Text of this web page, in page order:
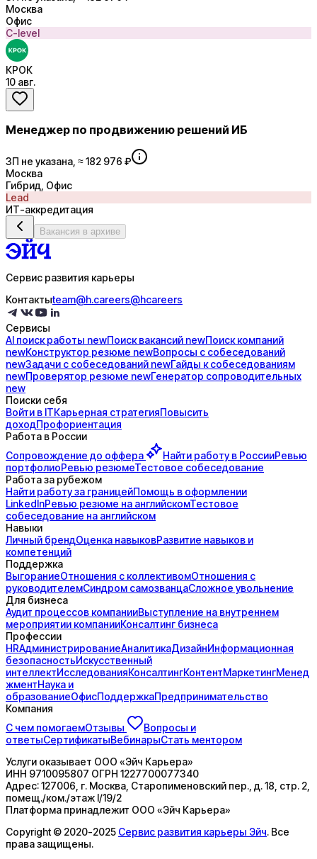
Москва
Офис
C-level
КРОК
10 авг.
Менеджер по продвижению решений ИБ
ЗП не указана, ≈ 182 976 ₽
Москва
Гибрид, Офис
Lead
ИТ-аккредитация
Вакансия в архиве
Сервис развития карьеры
Контактыteam@h.careers@hcareers
Сервисы
AI поискработы newПоисквакансий newПоисккомпаний
newКонструктор резюме newВопросы с собеседований
newЗадачи с собеседований newГайды ксобеседованиям
newПроверятор резюме newГенератор сопроводительных
new
Поиски себя
Войти в ITКарьерная стратегияПовысить
доходПрофориентация
Работа в России
Сопровождение до оффера Найти работу в РоссииРевью
портфолиоРевью резюмеТестовое собеседование
Работа за рубежом
Найти работу за границейПомощь в оформлении
LinkedInРевью резюме на английскомТестовое
собеседование на английском
Навыки
Личный брендОценка навыковРазвитие навыков и
компетенций
Поддержка
ВыгораниеОтношения с коллективомОтношения с
руководителемСиндром самозванцаСложное увольнение
Для бизнеса
Аудит процессов компанииВыступление на внутреннем
мероприятии компанииКонсалтинг бизнеса
Профессии
HRАдминистрированиеАналитикаДизайнИнформационная
безопасностьИскусственный
интеллектИсследованияКонсалтингКонтентМаркетингМенед
жментНаука и
образованиеОфисПоддержкаПредпринимательство
Компания
С чем помогаемОтзывы
Вопросы и
ответыСертификатыВебинарыСтать ментором
Услуги оказывает ООО «Эйч Карьера»
ИНН 9710095807 ОГРН 1227700077340
Адрес:127006, г. Москва, Старопименовский пер., д. 18, стр. 2,
помещ./ком./этаж I/19/2
Платформа принадлежит ООО «Эйч Карьера»
Copyright © 2020-2025 Сервис развития карьеры Эйч. Все
права защищены.